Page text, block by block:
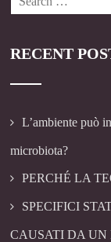
RECENT
L’ambiente può
microbiota?
PERCHÉ LA
SPECIFICI
CAUSATI DA